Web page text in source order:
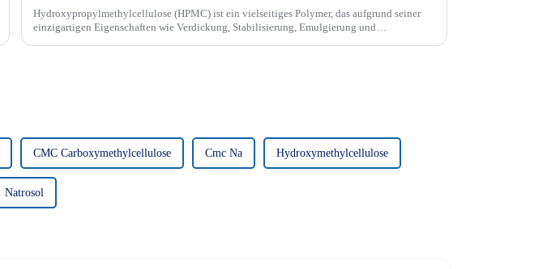
Hydroxypropylmethylcellulose (HPMC) ist ein vielseitiges Polymer, das aufgrund seiner
einzigartigen Eigenschaften wie Verdickung, Stabilisierung, Emulgierung und
CMC Carboxymethylcellulose Cmc Na Hydroxymethylcellulose
Natrosol